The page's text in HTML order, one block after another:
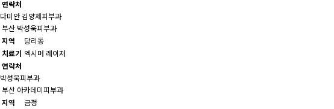
연락처
다미안 김양제피부과
부산 박성욱피부과
지역
당리동
치료기 엑시머 레이저
연락처
박성욱피부과
부산 아카데미피부과
지역
금정